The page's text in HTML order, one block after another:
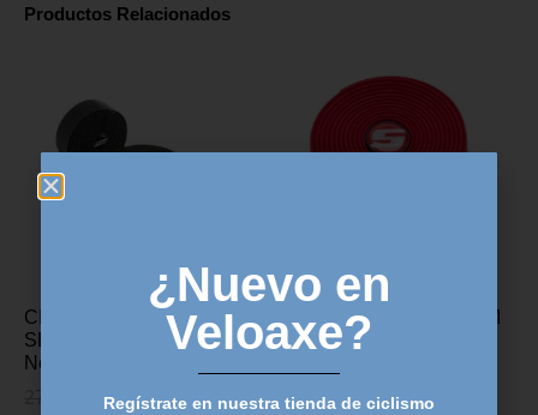
Productos Relacionados
CINTA MANILLAR ZIPP
SERVICE COURSE –
Negro
20,49€
CINTA MANILLAR SRAM
SUPERSUEDE- Rojo
27,00€
¿Nuevo en
Veloaxe?
Regístrate en nuestra tienda de ciclismo